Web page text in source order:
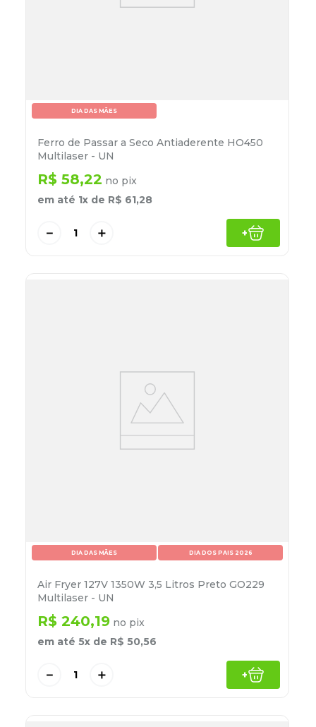
DIA DAS MÃES
Ferro de Passar a Seco Antiaderente HO450
Multilaser - UN
R$ 58,22 no pix
em até 1x de R$ 61,28
＋
－ +
DIA DAS MÃES DIA DOS PAIS 2026
Air Fryer 127V 1350W 3,5 Litros Preto GO229
Multilaser - UN
R$ 240,19 no pix
em até 5x de R$ 50,56
＋
－ +